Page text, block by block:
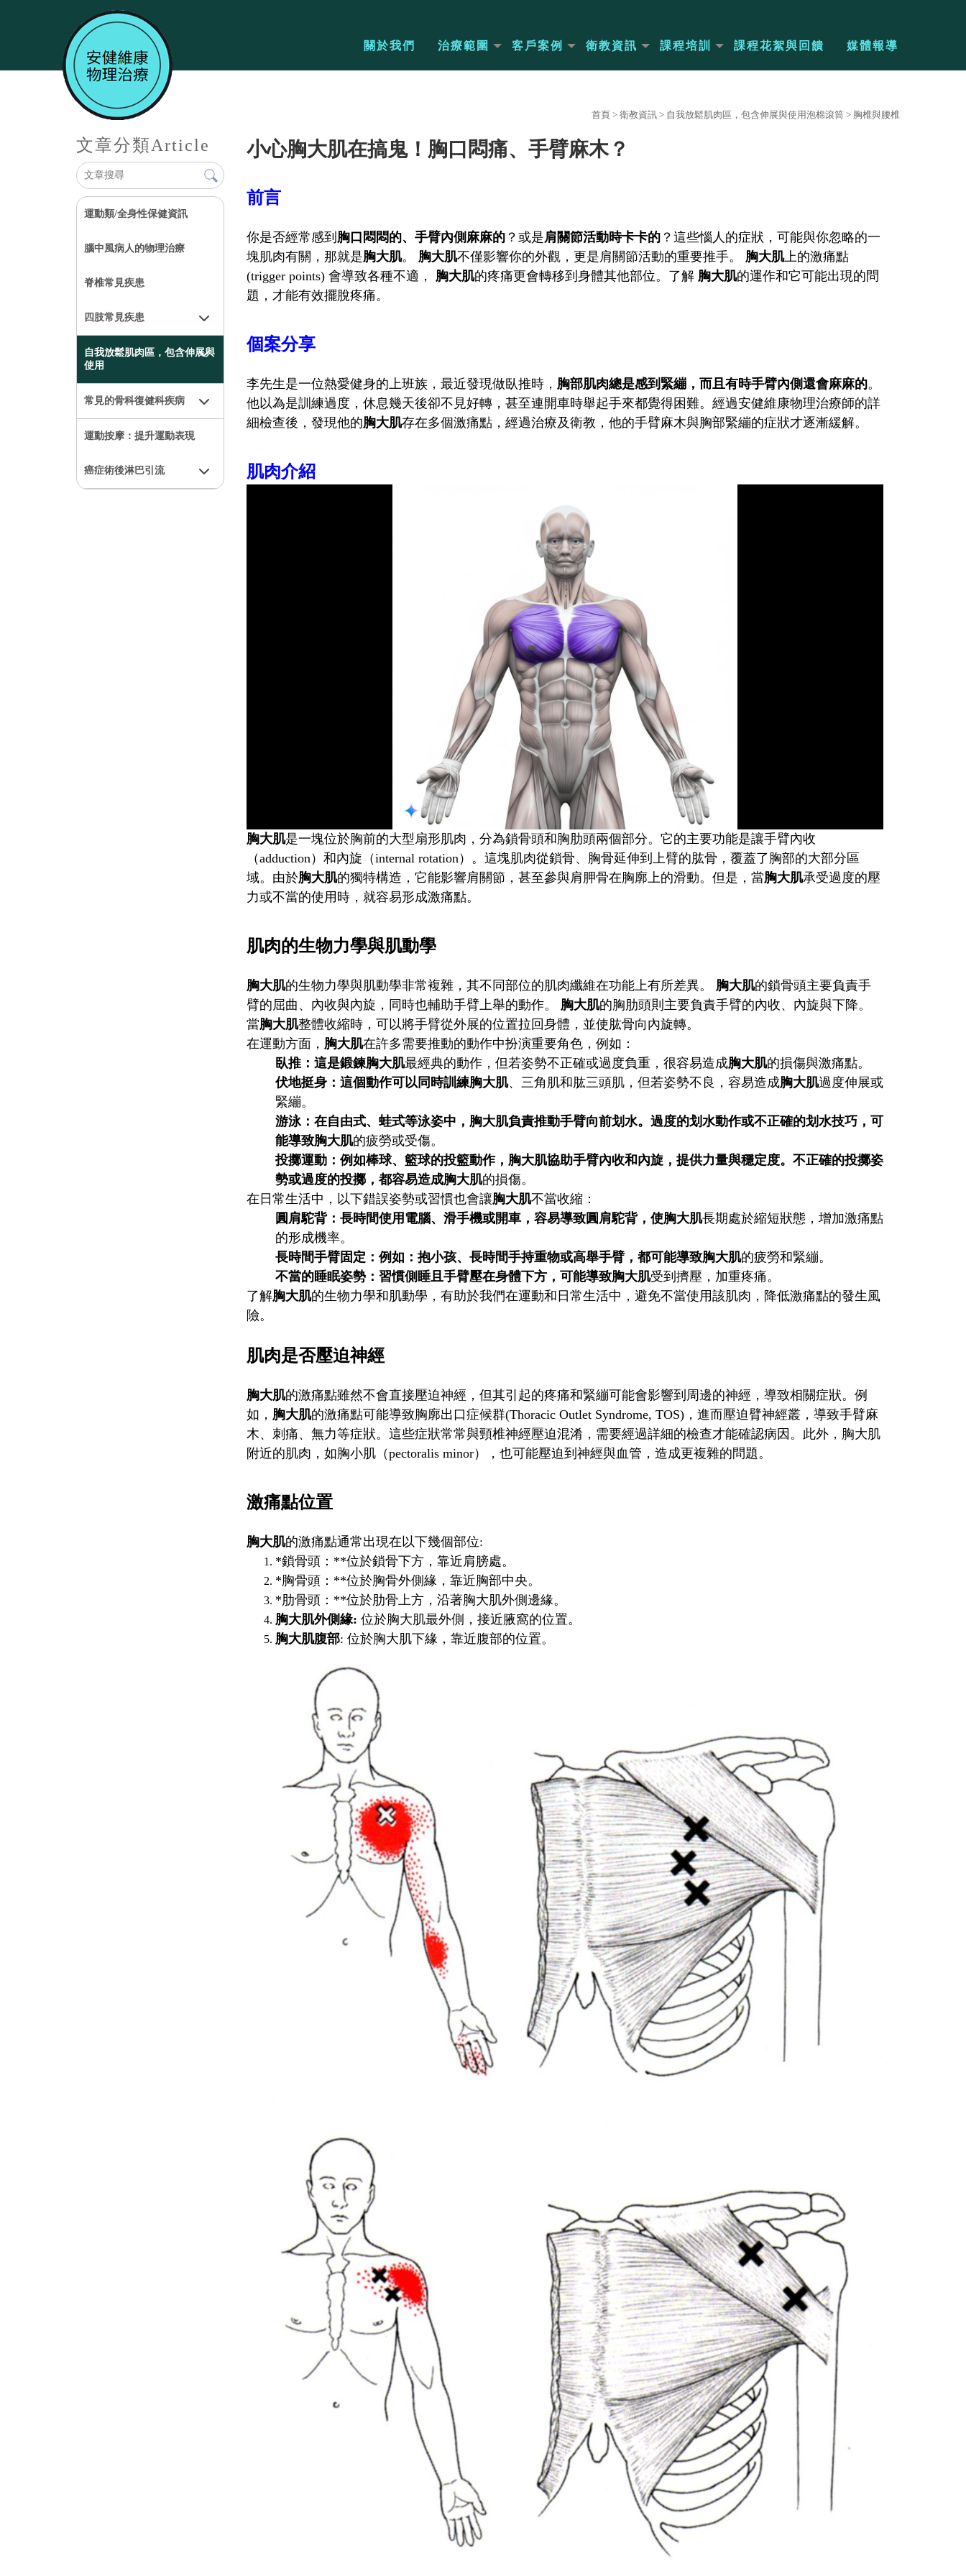
關於我們 治療範圍 客戶案例 衛教資訊 課程培訓 課程花絮與回饋 媒體報導
首頁 > 衛教資訊 > 自我放鬆肌肉區，包含伸展與使用泡棉滾筒 > 胸椎與腰椎
文章分類Article
運動類/全身性保健資訊
腦中風病人的物理治療
脊椎常見疾患
四肢常見疾患
自我放鬆肌肉區，包含伸展與
使用
常見的骨科復健科疾病
運動按摩：提升運動表現
癌症術後淋巴引流
小心胸大肌在搞鬼！胸口悶痛、手臂麻木？
前言
你是否經常感到 胸口悶悶的、手臂內側麻麻的 ？或是肩關節活動時卡卡的 ？這些惱人的症狀，可能與你忽略的一
塊肌肉有關，那就是胸大肌。 胸大肌不僅影響你的外觀，更是肩關節活動的重要推手。 胸大肌上的激痛點
(trigger points) 會導致各種不適， 胸大肌的疼痛更會轉移到身體其他部位。了解 胸大肌的運作和它可能出現的問
題，才能有效擺脫疼痛。
個案分享
李先生是一位熱愛健身的上班族，最近發現做臥推時， 胸部肌肉總是感到緊繃，而且有時手臂內側還會麻麻的。
他以為是訓練過度，休息幾天後卻不見好轉，甚至連開車時舉起手來都覺得困難。經過安健維康物理治療師的詳
細檢查後，發現他的胸大肌存在多個激痛點，經過治療及衛教，他的手臂麻木與胸部緊繃的症狀才逐漸緩解。
肌肉介紹
胸大肌是一塊位於胸前的大型扇形肌肉，分為鎖骨頭和胸肋頭兩個部分。它的主要功能是讓手臂內收
（adduction）和內旋（internal rotation）。這塊肌肉從鎖骨、胸骨延伸到上臂的肱骨，覆蓋了胸部的大部分區
域。由於胸大肌的獨特構造，它能影響肩關節，甚至參與肩胛骨在胸廓上的滑動。但是，當胸大肌承受過度的壓
力或不當的使用時，就容易形成激痛點。
肌肉的生物力學與肌動學
胸大肌的生物力學與肌動學非常複雜，其不同部位的肌肉纖維在功能上有所差異。 胸大肌的鎖骨頭主要負責手
臂的屈曲、內收與內旋，同時也輔助手臂上舉的動作。 胸大肌的胸肋頭則主要負責手臂的內收、內旋與下降。
當胸大肌整體收縮時，可以將手臂從外展的位置拉回身體，並使肱骨向內旋轉。
在運動方面， 胸大肌在許多需要推動的動作中扮演重要角色，例如：
臥推：這是鍛鍊胸大肌最經典的動作，但若姿勢不正確或過度負重，很容易造成胸大肌的損傷與激痛點。
伏地挺身：這個動作可以同時訓練胸大肌、三角肌和肱三頭肌，但若姿勢不良，容易造成胸大肌過度伸展或
緊繃。
游泳：在自由式、蛙式等泳姿中，胸大肌負責推動手臂向前划水。過度的划水動作或不正確的划水技巧，可
能導致胸大肌的疲勞或受傷。
投擲運動：例如棒球、籃球的投籃動作，胸大肌協助手臂內收和內旋，提供力量與穩定度。不正確的投擲姿
勢或過度的投擲，都容易造成胸大肌的損傷。
在日常生活中，以下錯誤姿勢或習慣也會讓胸大肌不當收縮：
圓肩駝背：長時間使用電腦、滑手機或開車，容易導致圓肩駝背，使胸大肌長期處於縮短狀態，增加激痛點
的形成機率。
長時間手臂固定：例如：抱小孩、長時間手持重物或高舉手臂，都可能導致胸大肌的疲勞和緊繃。
不當的睡眠姿勢：習慣側睡且手臂壓在身體下方，可能導致胸大肌受到擠壓，加重疼痛。
了解胸大肌的生物力學和肌動學，有助於我們在運動和日常生活中，避免不當使用該肌肉，降低激痛點的發生風
險。
肌肉是否壓迫神經
胸大肌的激痛點雖然不會直接壓迫神經，但其引起的疼痛和緊繃可能會影響到周邊的神經，導致相關症狀。例
如， 胸大肌的激痛點可能導致胸廓出口症候群(Thoracic Outlet Syndrome, TOS)，進而壓迫臂神經叢，導致手臂麻
木、刺痛、無力等症狀。這些症狀常常與頸椎神經壓迫混淆，需要經過詳細的檢查才能確認病因。此外，胸大肌
附近的肌肉，如胸小肌（pectoralis minor），也可能壓迫到神經與血管，造成更複雜的問題。
激痛點位置
胸大肌的激痛點通常出現在以下幾個部位:
*鎖骨頭：**位於鎖骨下方，靠近肩膀處。
*胸骨頭：**位於胸骨外側緣，靠近胸部中央。
*肋骨頭：**位於肋骨上方，沿著胸大肌外側邊緣。
胸大肌外側緣: 位於胸大肌最外側，接近腋窩的位置。
胸大肌腹部: 位於胸大肌下緣，靠近腹部的位置。